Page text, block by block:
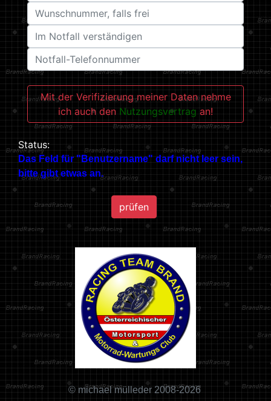
Mit der Verifizierung meiner Daten nehme
ich auch den Nutzungsvertrag an!
Status:
Das Feld für "Benutzername" darf nicht leer sein,
bitte gibt etwas an.
© michael mülleder 2008-2026